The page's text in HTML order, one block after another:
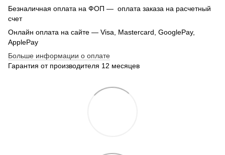
Безналичная оплата на ФОП — оплата заказа на расчетный
счет
Онлайн оплата на сайте — Visa, Mastercard, GooglePay,
ApplePay
Больше информации о оплате
Гарантия от производителя 12 месяцев